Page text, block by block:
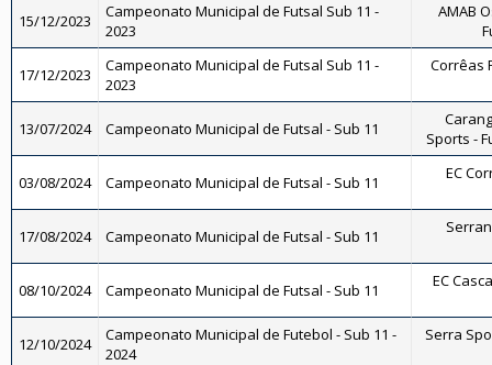
15/12/2023
Campeonato Municipal de Futsal Sub 11 -
2023
AMAB
17/12/2023
Campeonato Municipal de Futsal Sub 11 -
2023
Corrêas
13/07/2024 Campeonato Municipal de Futsal - Sub 11
Sports -
03/08/2024 Campeonato Municipal de Futsal - Sub 11 EC
17/08/2024 Campeonato Municipal de Futsal - Sub 11
08/10/2024 Campeonato Municipal de Futsal - Sub 11 EC
12/10/2024
Campeonato Municipal de Futebol - Sub 11 -
2024
Serra